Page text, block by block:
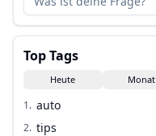
Top Tags
Heute Monat
1. auto
2. tips